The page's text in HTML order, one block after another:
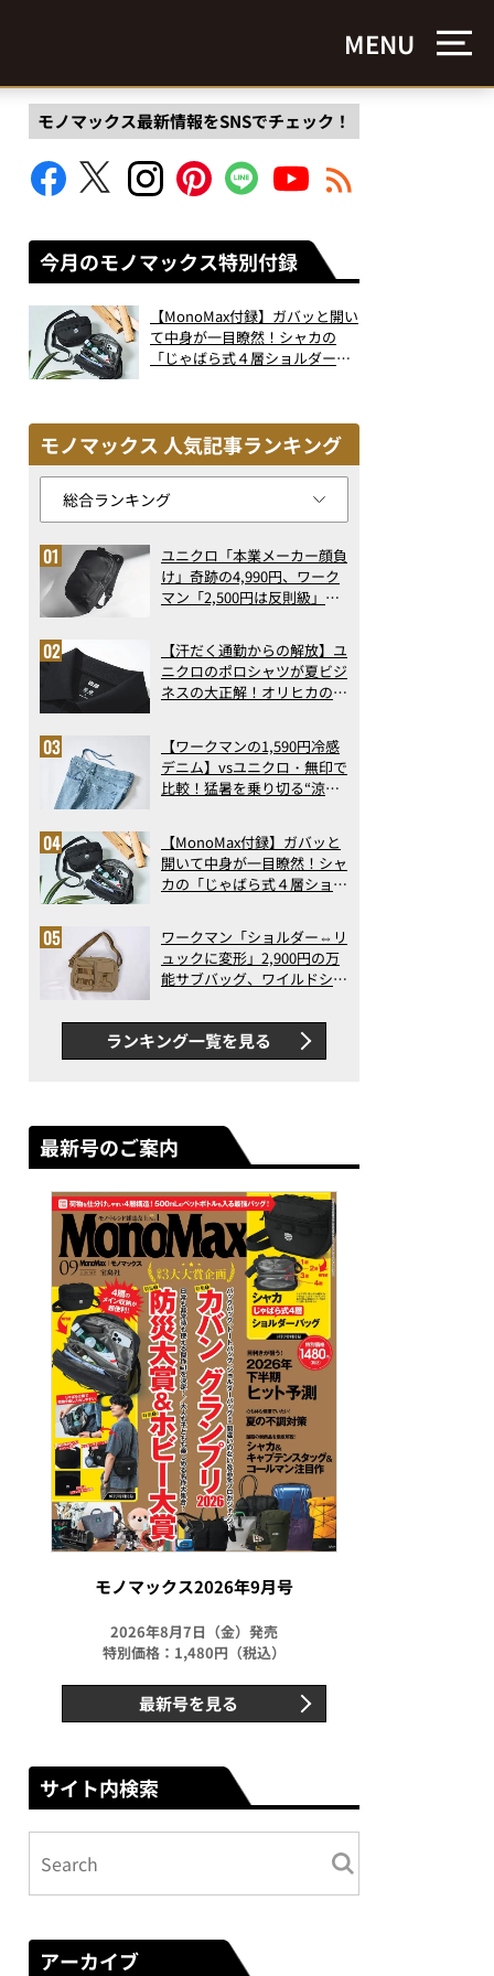
MENU
モノマックス最新情報をSNSでチェック！
今月のモノマックス特別付録
【MonoMax付録】ガバッと開い
て中身が一目瞭然！シャカの
「じゃばら式４層ショルダーバ
モノマックス 人気記事ランキング
ユニクロ「本業メーカー顔負
け」奇跡の4,990円、ワーク
マン「2,500円は反則級」凄
ト3】（2026年6月版）
【汗だく通勤からの解放】ユ
ニクロのポロシャツが夏ビジ
ネスの大正解！オリヒカの透
アの実力
【ワークマンの1,590円冷感
デニム】vsユニクロ・無印で
比較！猛暑を乗り切る“涼感
で決定版
【MonoMax付録】ガバッと
開いて中身が一目瞭然！シャ
カの「じゃばら式４層ショル
った！
ワークマン「ショルダー⇔リ
ュックに変形」2,900円の万
能サブバッグ、ワイルドシン
録…ほか【休日バッグの人気
記事ランキングベスト3】
（2026年6月版）
ランキング一覧を見る
最新号のご案内
モノマックス2026年9月号
2026年8月7日（金）発売
特別価格：1,480円（税込）
最新号を見る
サイト内検索
アーカイブ